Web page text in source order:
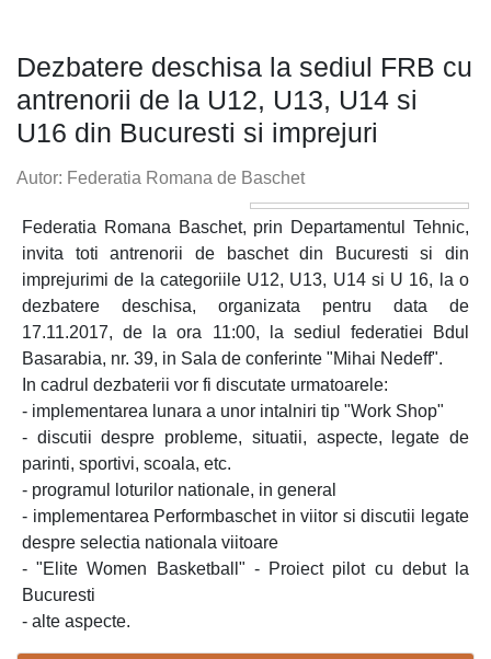
Dezbatere deschisa la sediul FRB cu
antrenorii de la U12, U13, U14 si
U16 din Bucuresti si imprejuri
Autor: Federatia Romana de Baschet
Federatia Romana Baschet, prin Departamentul Tehnic,
invita toti antrenorii de baschet din Bucuresti si din
imprejurimi de la categoriile U12, U13, U14 si U 16, la o
dezbatere deschisa, organizata pentru data de
17.11.2017, de la ora 11:00, la sediul federatiei Bdul
Basarabia, nr. 39, in Sala de conferinte "Mihai Nedeff".
In cadrul dezbaterii vor fi discutate urmatoarele:
- implementarea lunara a unor intalniri tip "Work Shop"
- discutii despre probleme, situatii, aspecte, legate de
parinti, sportivi, scoala, etc.
- programul loturilor nationale, in general
- implementarea Performbaschet in viitor si discutii legate
despre selectia nationala viitoare
- "Elite Women Basketball" - Proiect pilot cu debut la
Bucuresti
- alte aspecte.